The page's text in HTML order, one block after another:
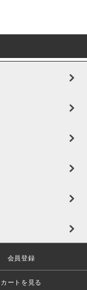
会員登録
カートを見る